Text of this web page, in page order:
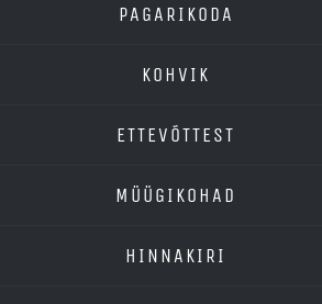
PAGARIKODA
KOHVIK
ETTEVÕTTEST
MÜÜGIKOHAD
HINNAKIRI